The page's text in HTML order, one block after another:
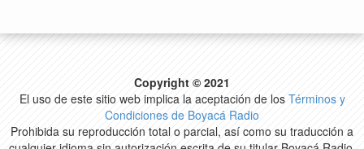
Copyright © 2021
El uso de este sitio web implica la aceptación de los Términos y
Condiciones de Boyacá Radio
Prohibida su reproducción total o parcial, así como su traducción a